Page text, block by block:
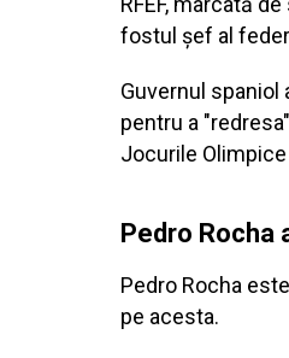
fostul şef al
Guvernul spaniol
pentru a
Jocurile
Pedro Rocha
Pedro Rocha
pe acesta.